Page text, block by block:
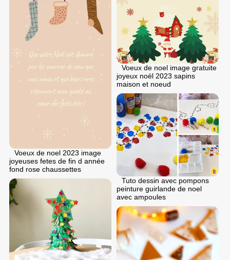
Voeux de noel image gratuite
joyeux noël 2023 sapins
maison et noeud
Voeux de noel 2023 image
joyeuses fetes de fin d année
fond rose chaussettes
Tuto dessin avec pompons
peinture guirlande de noel
avec ampoules